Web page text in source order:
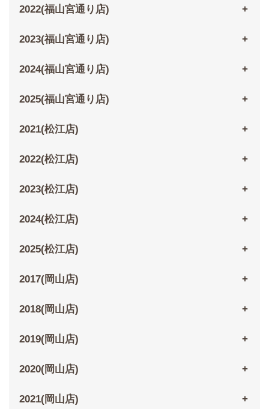
2022(福山宮通り店)
2023(福山宮通り店)
2024(福山宮通り店)
2025(福山宮通り店)
2021(松江店)
2022(松江店)
2023(松江店)
2024(松江店)
2025(松江店)
2017(岡山店)
2018(岡山店)
2019(岡山店)
2020(岡山店)
2021(岡山店)